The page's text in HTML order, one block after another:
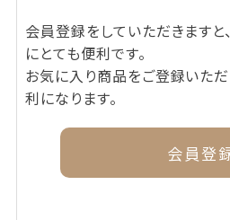
会員登録をしていただきます
にとても便利です。
お気に入り商品をご登録いた
利になります。
会員登